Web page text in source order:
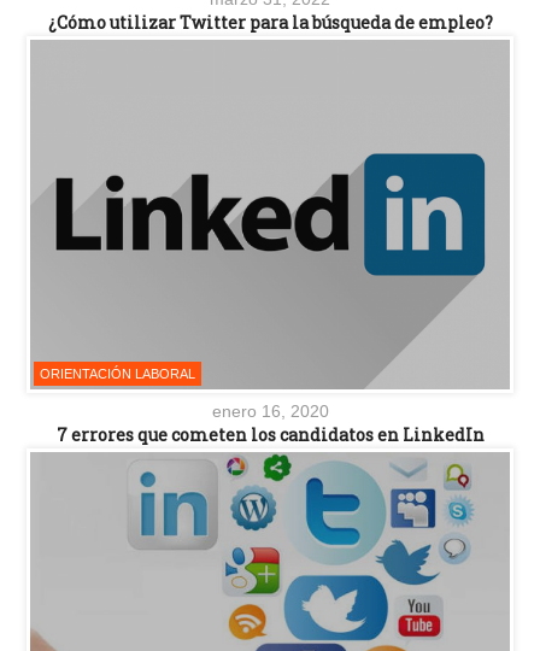
¿Cómo utilizar Twitter para la búsqueda de empleo?
ORIENTACIÓN LABORAL
enero 16, 2020
7 errores que cometen los candidatos en LinkedIn